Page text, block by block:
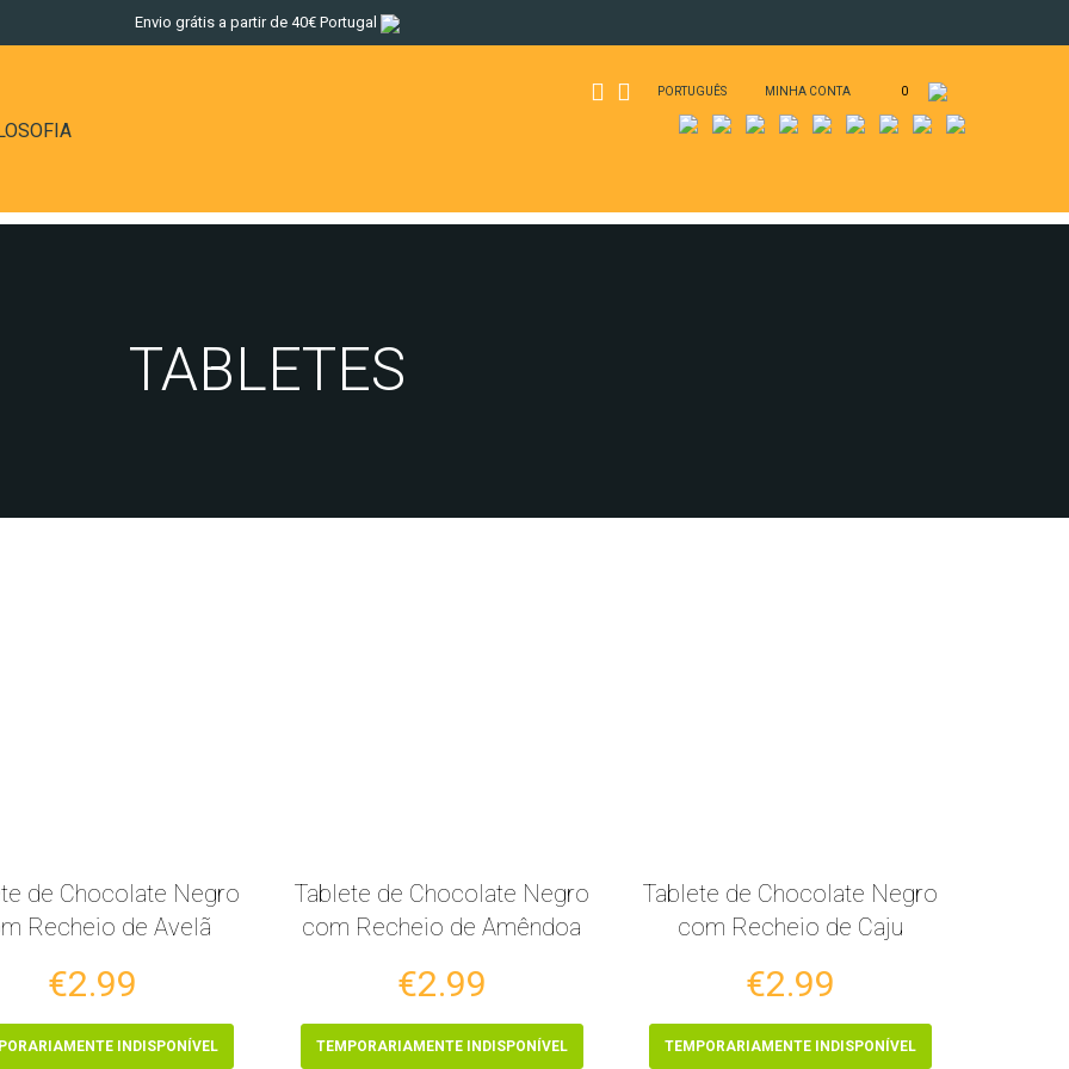
Envio grátis a partir de 40€ Portugal
PORTUGUÊS MINHA CONTA 0
TABLETES
de Chocolate Negro
Recheio de Avelã
€2.99
INDISPONÍVEL
Tablete de Chocolate Negro
com Recheio de Amêndoa
€2.99
TEMPORARIAMENTE INDISPONÍVEL
Tablete de Chocolate Negro
com Recheio de Caju
€2.99
TEMPORARIAMENTE INDISPONÍVEL